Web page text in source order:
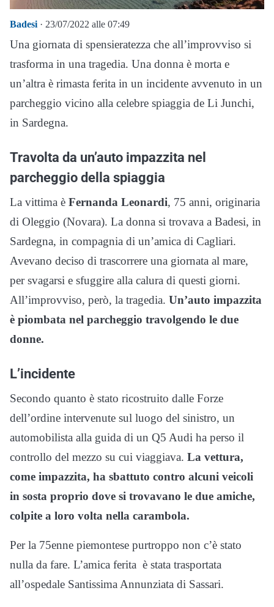
Badesi · 23/07/2022 alle 07:49
Una giornata di spensieratezza che all’improvviso si
trasforma in una tragedia. Una donna è morta e
un’altra è rimasta ferita in un incidente avvenuto in un
parcheggio vicino alla celebre spiaggia de Li Junchi,
in Sardegna.
Travolta da un’auto impazzita nel
parcheggio della spiaggia
La vittima è Fernanda Leonardi, 75 anni, originaria
di Oleggio (Novara). La donna si trovava a Badesi, in
Sardegna, in compagnia di un’amica di Cagliari.
Avevano deciso di trascorrere una giornata al mare,
per svagarsi e sfuggire alla calura di questi giorni.
All’improvviso, però, la tragedia. Un’auto impazzita
è piombata nel parcheggio travolgendo le due
donne.
L’incidente
Secondo quanto è stato ricostruito dalle Forze
dell’ordine intervenute sul luogo del sinistro, un
automobilista alla guida di un Q5 Audi ha perso il
controllo del mezzo su cui viaggiava. La vettura,
come impazzita, ha sbattuto contro alcuni veicoli
in sosta proprio dove si trovavano le due amiche,
colpite a loro volta nella carambola.
Per la 75enne piemontese purtroppo non c’è stato
nulla da fare. L’amica ferita è stata trasportata
all’ospedale Santissima Annunziata di Sassari.